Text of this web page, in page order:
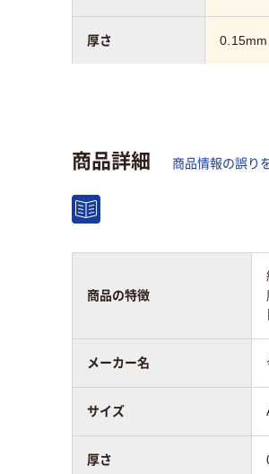
0.15mm
厚さ
とじ枚数
商品詳細 商品情報の誤り
商品の特徴
メーカー名
サイズ
厚さ